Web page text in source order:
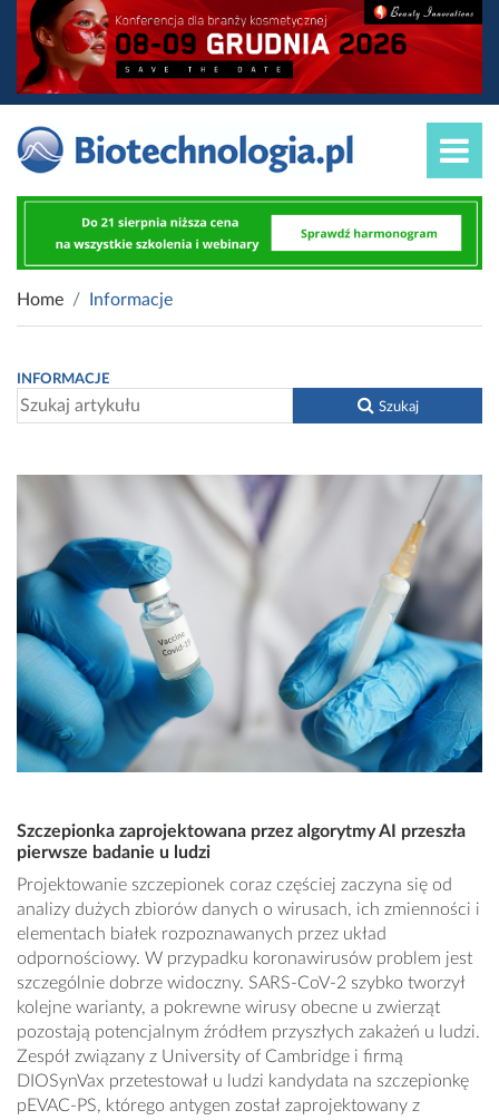
Home Informacje
INFORMACJE
Szukaj
Szczepionka zaprojektowana przez algorytmy AI przeszła
pierwsze badanie u ludzi
Projektowanie szczepionek coraz częściej zaczyna się od
analizy dużych zbiorów danych o wirusach, ich zmienności i
elementach białek rozpoznawanych przez układ
odpornościowy. W przypadku koronawirusów problem jest
szczególnie dobrze widoczny. SARS-CoV-2 szybko tworzył
kolejne warianty, a pokrewne wirusy obecne u zwierząt
pozostają potencjalnym źródłem przyszłych zakażeń u ludzi.
Zespół związany z University of Cambridge i firmą
DIOSynVax przetestował u ludzi kandydata na szczepionkę
pEVAC-PS, którego antygen został zaprojektowany z